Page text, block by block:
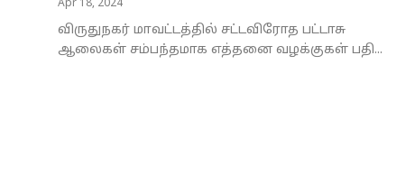
Apr 18, 2024
விருதுநகர் மாவட்டத்தில் சட்டவிரோத பட்டாசு
ஆலைகள் சம்பந்தமாக எத்தனை வழக்குகள் பதி...